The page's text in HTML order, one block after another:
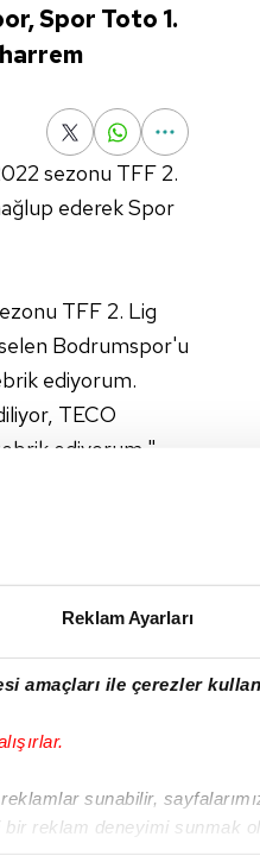
Reklam Ayarları
amaçları ile çerezler
sunabilir,
reklam deneyimi sunmak
Spor Toto 1.
sezonu TFF 2.
ederek Spor
TFF 2. Lig
Bodrumspor'u
ediyorum.
TECO
ediyorum."
Haber